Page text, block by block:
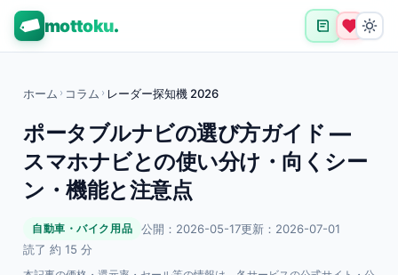
mottoku.
ホーム › コラム › レーダー探知機 2026
ポータブルナビの選び方ガイド —
スマホナビとの使い分け・向くシー
ン・機能と注意点
自動車・バイク用品 公開：2026-05-17更新：2026-07-01
読了 約 15 分